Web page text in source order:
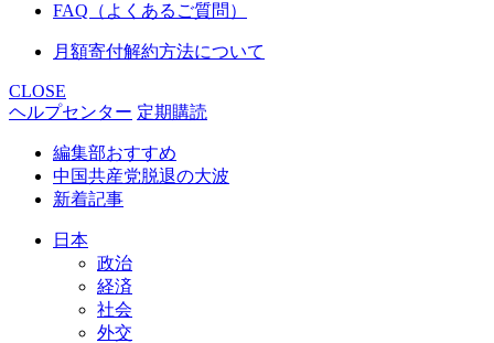
FAQ（よくあるご質問）
月額寄付解約方法について
CLOSE
ヘルプセンター 定期購読
編集部おすすめ
中国共産党脱退の大波
新着記事
日本
政治
経済
社会
外交